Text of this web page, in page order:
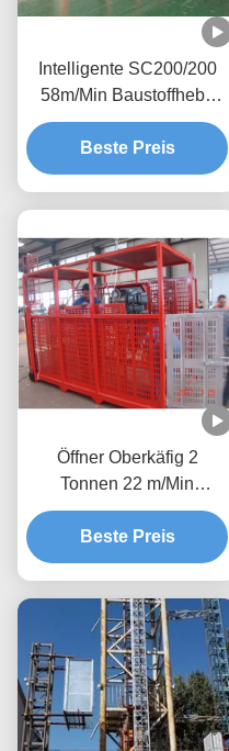
Intelligente SC200/200
58m/Min Baustoffhebe
auf Baustelle
Beste Preis
Öffner Oberkäfig 2
Tonnen 22 m/Min
Baustoffheben in
Baustelle Baustelleheben
Beste Preis